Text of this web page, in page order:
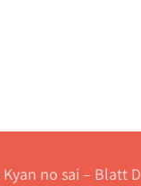
no sai – Blatt D